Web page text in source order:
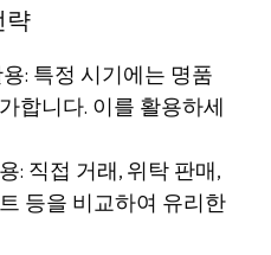
략
: 특정 시기에는 명품
합니다. 이를 활용하세
: 직접 거래, 위탁 판매,
등을 비교하여 유리한